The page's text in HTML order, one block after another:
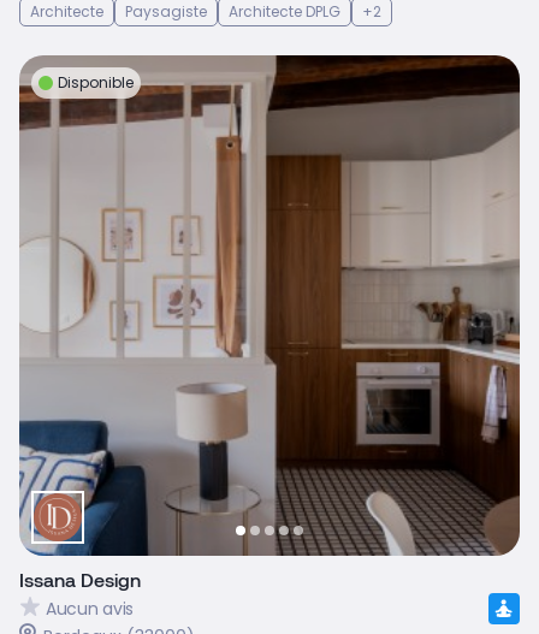
Architecte
Paysagiste Architecte DPLG +2
Disponible
Issana Design
Aucun avis